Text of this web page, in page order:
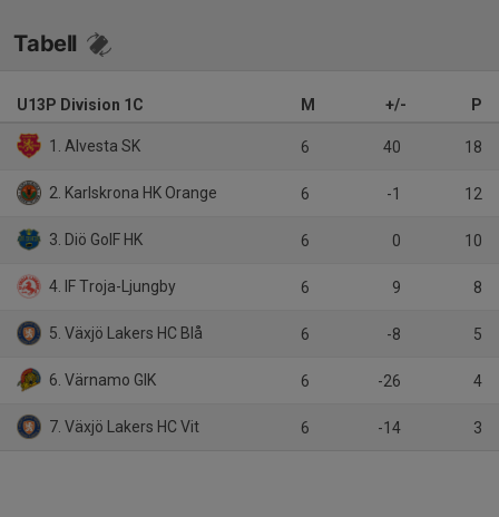
Tabell
U13P Division 1C M +/- P
1. Alvesta SK 6 40 18
2. Karlskrona HK Orange 6 -1 12
3. Diö GoIF HK 6 0 10
4. IF Troja-Ljungby 6 9 8
5. Växjö Lakers HC Blå 6 -8 5
6. Värnamo GIK 6 -26 4
7. Växjö Lakers HC Vit 6 -14 3